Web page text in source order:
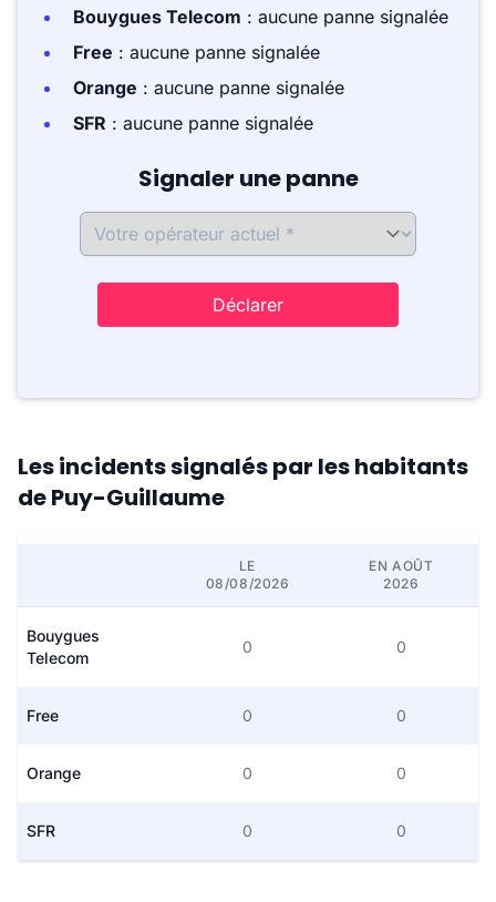
Bouygues Telecom : aucune panne signalée
Free : aucune panne signalée
Orange : aucune panne signalée
SFR : aucune panne signalée
Signaler une panne
Déclarer
Les incidents signalés par les habitants
de Puy-Guillaume
LE
08/08/2026
EN AOÛT
2026
Bouygues
Telecom
0 0
Free 0 0
Orange 0 0
SFR 0 0